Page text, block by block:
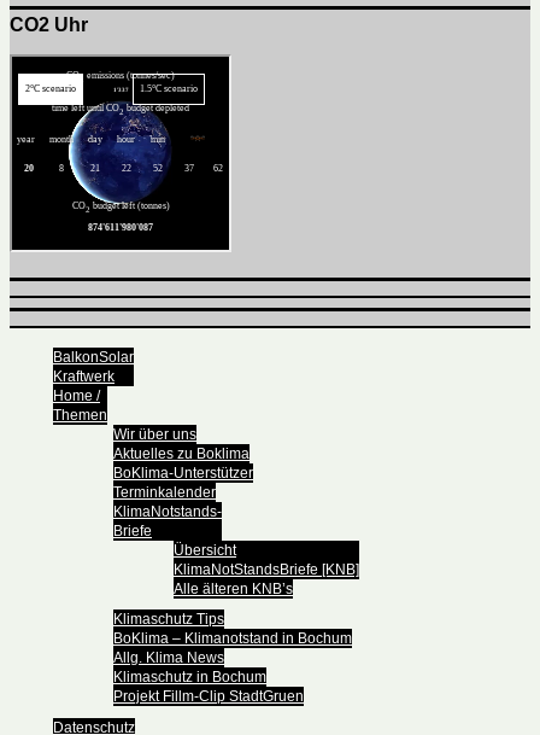
CO2 Uhr
BalkonSolar
Kraftwerk
Home /
Themen
Wir über uns
Aktuelles zu Boklima
BoKlima-Unterstützer
Terminkalender
KlimaNotstands-
Briefe
Übersicht
KlimaNotStandsBriefe [KNB]
Alle älteren KNB’s
Klimaschutz Tips
BoKlima – Klimanotstand in Bochum
Allg. Klima News
Klimaschutz in Bochum
Projekt Fillm-Clip StadtGruen
Datenschutz